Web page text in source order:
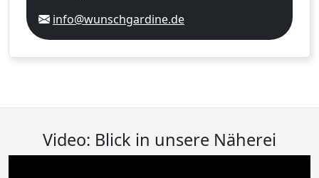
info@wunschgardine.de
Video: Blick in unsere Näherei